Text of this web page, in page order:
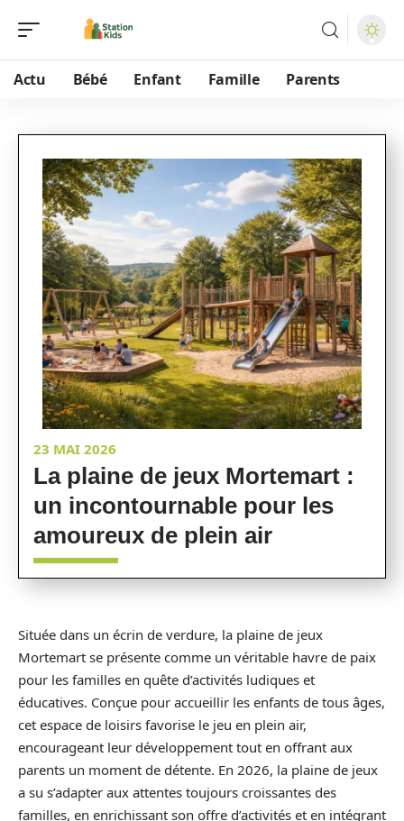
Actu Bébé Enfant Famille Parents
23 MAI 2026
La plaine de jeux Mortemart :
un incontournable pour les
amoureux de plein air
Située dans un écrin de verdure, la plaine de jeux
Mortemart se présente comme un véritable havre de paix
pour les familles en quête d’activités ludiques et
éducatives. Conçue pour accueillir les enfants de tous âges,
cet espace de loisirs favorise le jeu en plein air,
encourageant leur développement tout en offrant aux
parents un moment de détente. En 2026, la plaine de jeux
a su s’adapter aux attentes toujours croissantes des
familles, en enrichissant son offre d’activités et en intégrant